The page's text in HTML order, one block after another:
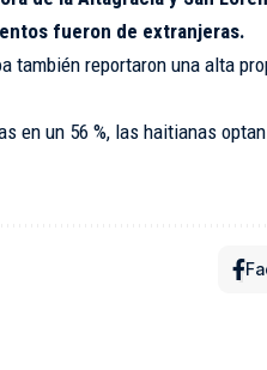
fueron de extranjeras.
también reportaron una alta
en un 56 %, las haitianas